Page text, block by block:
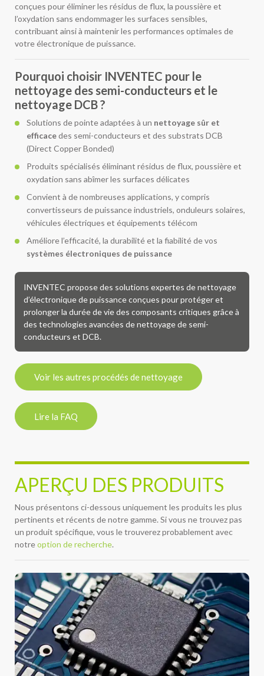
conçues pour éliminer les résidus de flux, la poussière et
l’oxydation sans endommager les surfaces sensibles,
contribuant ainsi à maintenir les performances optimales de
votre électronique de puissance.
Pourquoi choisir INVENTEC pour le
nettoyage des semi-conducteurs et le
nettoyage DCB ?
Solutions de pointe adaptées à un nettoyage sûr et
efficacedes semi-conducteurs et des substrats DCB
(Direct Copper Bonded)
Produits spécialisés éliminant résidus de flux, poussière et
oxydation sans abîmer les surfaces délicates
Convient à de nombreuses applications, y compris
convertisseurs de puissance industriels, onduleurs solaires,
véhicules électriques et équipements télécom
Améliore l’efficacité, la durabilité et la fiabilité de vos
systèmes électroniques de puissance
INVENTEC propose des solutions expertes de nettoyage
d’électronique de puissance conçues pour protéger et
prolonger la durée de vie des composants critiques grâce à
des technologies avancées de nettoyage de semi-
conducteurs et DCB.
Voir les autres procédés de nettoyage
Lire la FAQ
APERÇU DES PRODUITS
Nous présentons ci-dessous uniquement les produits les plus
pertinents et récents de notre gamme. Si vous ne trouvez pas
un produit spécifique, vous le trouverez probablement avec
notreoption de recherche.